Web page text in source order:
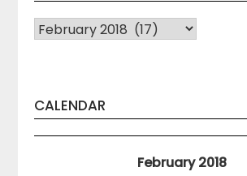
Arhiva
CALENDAR
February 2018